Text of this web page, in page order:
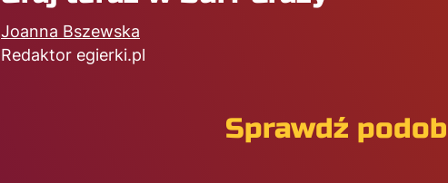
Joanna Bszewska
Redaktor egierki.pl
Sprawdź